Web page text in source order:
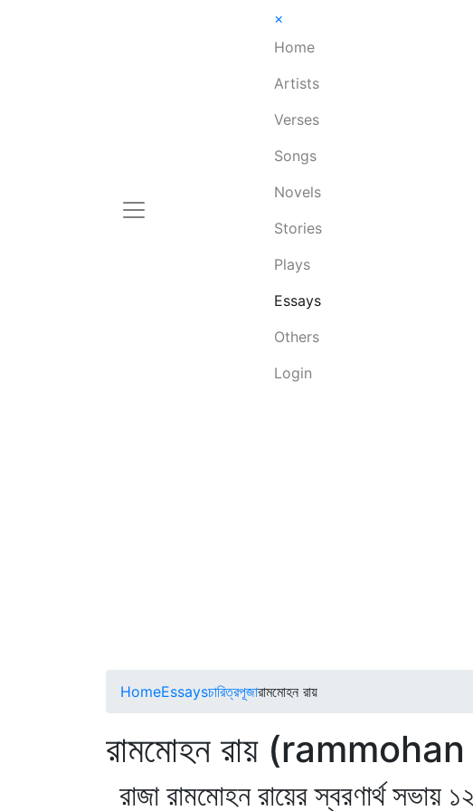
×
Home
Artists
Verses
Songs
Novels
Stories
Plays
Essays
Others
Login
HomeEssaysচারিত্রপূজারামমোহন রায়
রামমোহন রায়
রাজা রামমোহন রায়ের স্বরণার্থ সভায়